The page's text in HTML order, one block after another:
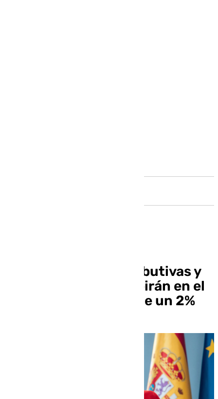
Las pensiones contributivas y
de clases pasivas subirán en el
año 2025 alrededor de un 2%